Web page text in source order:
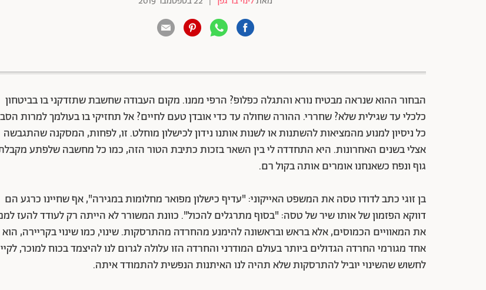
הבחור ההוא שנראה מבטיח נורא והתגלה כפלופ? הרפי ממנו. מקום העבודה שחשבת שתזדקני בו בביטחון
כלכלי עד שגילית שלא? שחררי. ההורה שחולה עד כדי אובדן טעם לחיים? אל תחזיקי בו בעולמך למרות
כל ניסיון למנוע מהמציאות להשתנות או לשנות אותנו נידון לכישלון מוחלט. זו, לפחות, המסקנה שהתגבשה
אצלי בשנים האחרונות. היא התחדדה לי בין השאר בזכות כתיבת הטור הזה, כמו כל מחשבה שלפתע
גוף ונפח כשאנחנו אומרים אותה בקול רם.
בן זוגי כתב לדודו טסה את המשפט האייקוני: "עדיף כישלון מפואר מחלומות במגירה", אף שחיינו כרגע הם
דווקא הפזמון של אותו שיר של טסה: "בסוף מתרגלים להכול". כוונת המשורר לא הייתה רק לעודד להעז
את המאוויים הכמוסים, אלא בראש ובראשונה להימנע מהחרדה מהתרסקות. שינוי, כמו שינוי בקריירה, הוא
אחד מגורמי החרדה הגדולים ביותר בעולם המודרני והחרדה הזו עלולה לגרום לנו להיצמד בכוח למוכר,
לחשוש שהשינוי יוביל להתרסקות שלא תהיה לנו האיתנות הנפשית להתמודד איתה.